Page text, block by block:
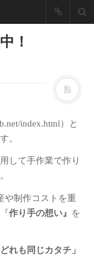
！
index.html）と
。
して手作業で作り
や制作コストを重
作り手の想い』
を
どれも同じカタチ」